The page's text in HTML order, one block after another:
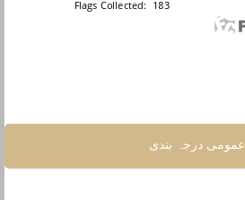
عمومی درجہ بندی